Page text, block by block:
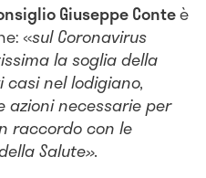
Giuseppe Conteè
«sul Coronavirus
la soglia della
casi nel lodigiano,
azioni necessarie per
raccordo con le
Salute».